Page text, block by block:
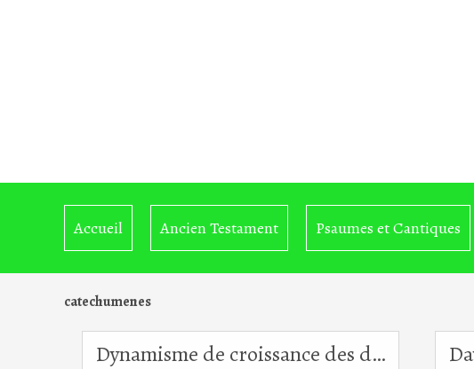
Accueil Ancien Testament Psaumes et Cantiques
catechumenes
Dynamisme de croissance des disciples-missionnaires Homélie Jeudi de l'Ascension A (14.05.2026)